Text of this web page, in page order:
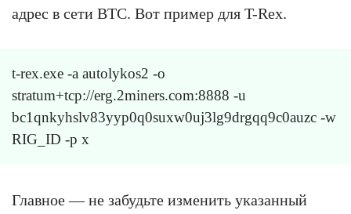
адрес в сети BTC. Вот пример для T-Rex.
t-rex.exe -a autolykos2 -o
stratum+tcp://erg.2miners.com:8888 -u
bc1qnkyhslv83yyp0q0suxw0uj3lg9drgqq9c0auzc -w
RIG_ID -p x
Главное — не забудьте изменить указанный